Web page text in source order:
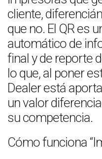
cliente,
que no. El QR es
automático de
final y de reporte
lo que, al poner
Dealer está
un valor
su competencia.
Cómo funciona